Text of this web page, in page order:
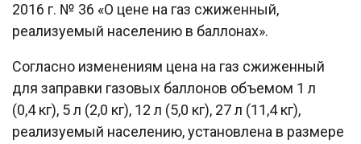
2016 г. № 36 «О цене на газ сжиженный,
реализуемый населению в баллонах».
Согласно изменениям цена на газ сжиженный
для заправки газовых баллонов объемом 1 л
(0,4 кг), 5 л (2,0 кг), 12 л (5,0 кг), 27 л (11,4 кг),
реализуемый населению, установлена в размере